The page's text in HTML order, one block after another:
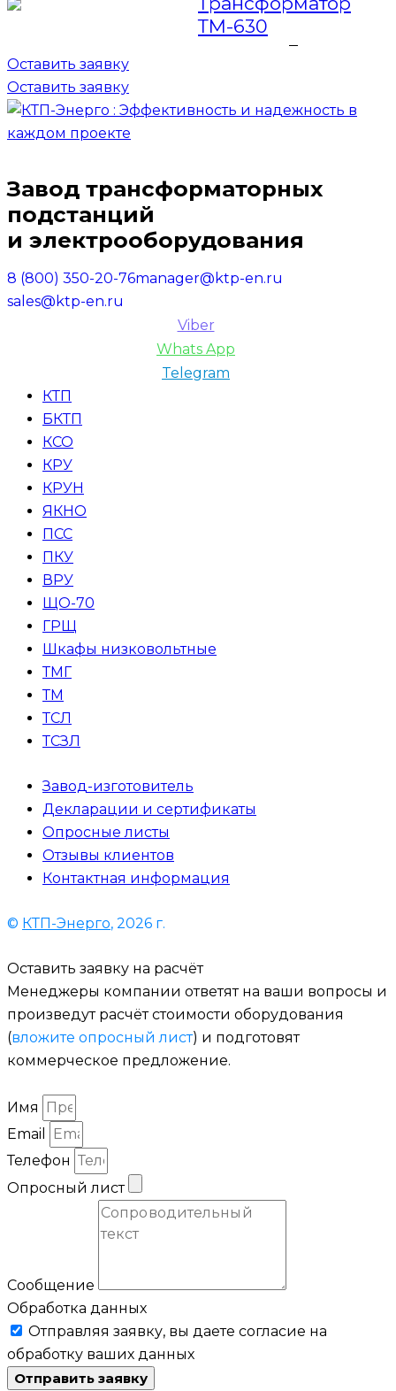
ТМ-630
Оставить заявку
Оставить заявку
Завод трансформаторных
подстанций
и электрооборудования
8 (800) 350-20-76manager@ktp-en.ru
sales@ktp-en.ru
Viber
Whats App
Telegram
КТП
БКТП
КСО
КРУ
КРУН
ЯКНО
ПСС
ПКУ
ВРУ
ЩО-70
ГРЩ
Шкафы низковольтные
ТМГ
ТМ
ТСЛ
ТСЗЛ
Завод-изготовитель
Декларации и сертификаты
Опросные листы
Отзывы клиентов
Контактная информация
© КТП-Энерго, 2026 г.
Оставить заявку на расчёт
Менеджеры компании ответят на ваши вопросы и
произведут расчёт стоимости оборудования
(вложите опросный лист) и подготовят
коммерческое предложение.
Имя
Email
Телефон
Опросный лист
Сообщение
Обработка данных
Отправляя заявку, вы даете согласие на
обработку ваших данных
Отправить заявку